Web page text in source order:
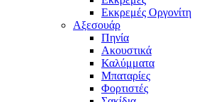
Εκκρεμές Οργονίτη
Αξεσουάρ
Πηνία
Ακουστικά
Καλύμματα
Μπαταρίες
Φορτιστές